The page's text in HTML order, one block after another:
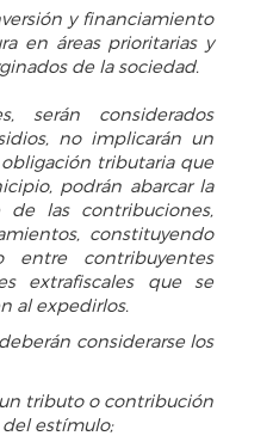
y financiamiento
en áreas prioritarias y
de la sociedad.
serán considerados
no implicarán un
tributaria que
podrán abarcar la
las contribuciones,
constituyendo
entre contribuyentes
extrafiscales que se
al expedirlos.
considerarse los
tributo o contribución
estímulo;